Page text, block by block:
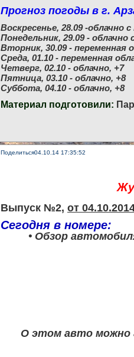
Прогноз погоды в г.
Воскресенье, 28.09 -облачно
Понедельник, 29.09 -
Вторник, 30.09 - переменная
Среда, 01.10 - переменная
Четверг, 02.10 - облачно, +7
Пятница, 03.10 - облачно, +8
Суббота, 04.10 - облачно, +8
Материал подготовили:
Поделиться04.10.14 17:35:52
Выпуск №2,от
Сегодня в номере:
• Обзор
О этом авто можно